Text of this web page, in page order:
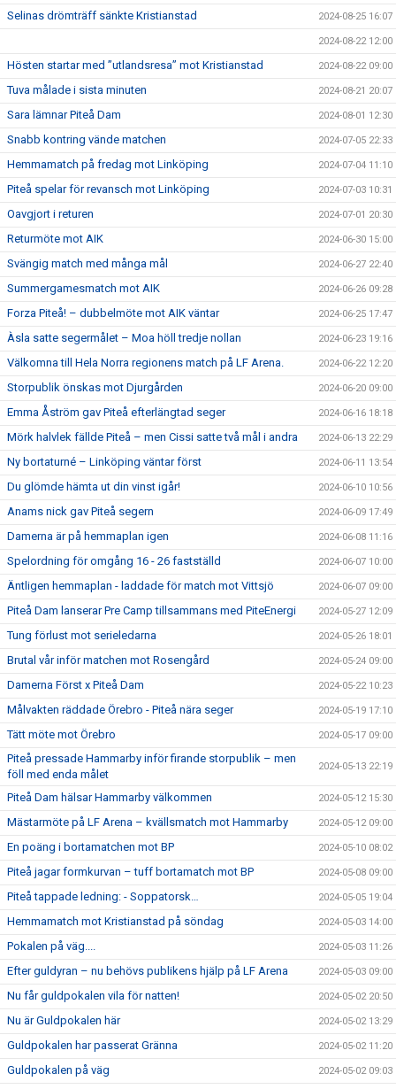
Selinas drömträff sänkte Kristianstad 2024-08-25 16:07
2024-08-22 12:00
Hösten startar med ”utlandsresa” mot Kristianstad 2024-08-22 09:00
Tuva målade i sista minuten 2024-08-21 20:07
Sara lämnar Piteå Dam 2024-08-01 12:30
Snabb kontring vände matchen 2024-07-05 22:33
Hemmamatch på fredag mot Linköping 2024-07-04 11:10
Piteå spelar för revansch mot Linköping 2024-07-03 10:31
Oavgjort i returen 2024-07-01 20:30
Returmöte mot AIK 2024-06-30 15:00
Svängig match med många mål 2024-06-27 22:40
Summergamesmatch mot AIK 2024-06-26 09:28
Forza Piteå! – dubbelmöte mot AIK väntar 2024-06-25 17:47
Àsla satte segermålet – Moa höll tredje nollan 2024-06-23 19:16
Välkomna till Hela Norra regionens match på LF Arena. 2024-06-22 12:20
Storpublik önskas mot Djurgården 2024-06-20 09:00
Emma Åström gav Piteå efterlängtad seger 2024-06-16 18:18
Mörk halvlek fällde Piteå – men Cissi satte två mål i andra 2024-06-13 22:29
Ny bortaturné – Linköping väntar först 2024-06-11 13:54
Du glömde hämta ut din vinst igår! 2024-06-10 10:56
Anams nick gav Piteå segern 2024-06-09 17:49
Damerna är på hemmaplan igen 2024-06-08 11:16
Spelordning för omgång 16 - 26 fastställd 2024-06-07 10:00
Äntligen hemmaplan - laddade för match mot Vittsjö 2024-06-07 09:00
Piteå Dam lanserar Pre Camp tillsammans med PiteEnergi 2024-05-27 12:09
Tung förlust mot serieledarna 2024-05-26 18:01
Brutal vår inför matchen mot Rosengård 2024-05-24 09:00
Damerna Först x Piteå Dam 2024-05-22 10:23
Målvakten räddade Örebro - Piteå nära seger 2024-05-19 17:10
Tätt möte mot Örebro 2024-05-17 09:00
Piteå pressade Hammarby inför firande storpublik – men
föll med enda målet
2024-05-13 22:19
Piteå Dam hälsar Hammarby välkommen 2024-05-12 15:30
Mästarmöte på LF Arena – kvällsmatch mot Hammarby 2024-05-12 09:00
En poäng i bortamatchen mot BP 2024-05-10 08:02
Piteå jagar formkurvan – tuff bortamatch mot BP 2024-05-08 09:00
Piteå tappade ledning: - Soppatorsk… 2024-05-05 19:04
Hemmamatch mot Kristianstad på söndag 2024-05-03 14:00
Pokalen på väg.... 2024-05-03 11:26
Efter guldyran – nu behövs publikens hjälp på LF Arena 2024-05-03 09:00
Nu får guldpokalen vila för natten! 2024-05-02 20:50
Nu är Guldpokalen här 2024-05-02 13:29
Guldpokalen har passerat Gränna 2024-05-02 11:20
Guldpokalen på väg 2024-05-02 09:03